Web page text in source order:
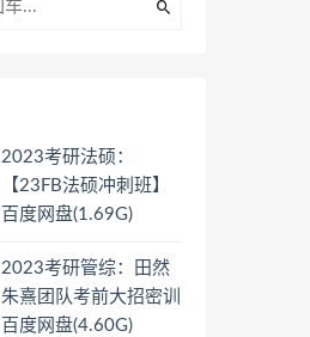
2023考研法硕：
【23FB法硕冲刺班】
百度网盘(1.69G)
2023考研管综：田然
朱熹团队考前大招密训
百度网盘(4.60G)